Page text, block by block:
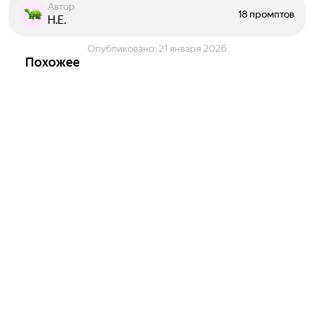
Автор
Н.Е. 18 промптов
Опубликовано: 21 января 2026
Похожее